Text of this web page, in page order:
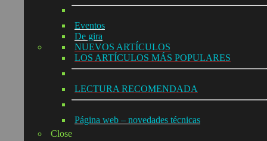
Eventos
De gira
NUEVOS ARTÍCULOS
LOS ARTÍCULOS MÁS POPULARES
LECTURA RECOMENDADA
Página web – novedades técnicas
Close